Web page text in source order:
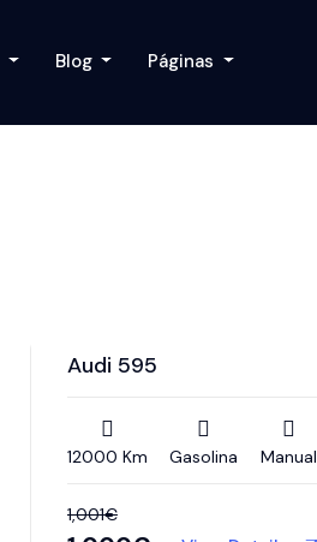
Blog Páginas
Audi 595
12000 Km Gasolina Manual
1,001€